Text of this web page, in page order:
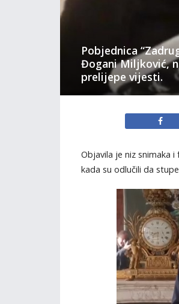
Pobjednica
Đogani Miljković,
prelijepe vijesti.
Objavila je niz snimaka
kada su odlučili da